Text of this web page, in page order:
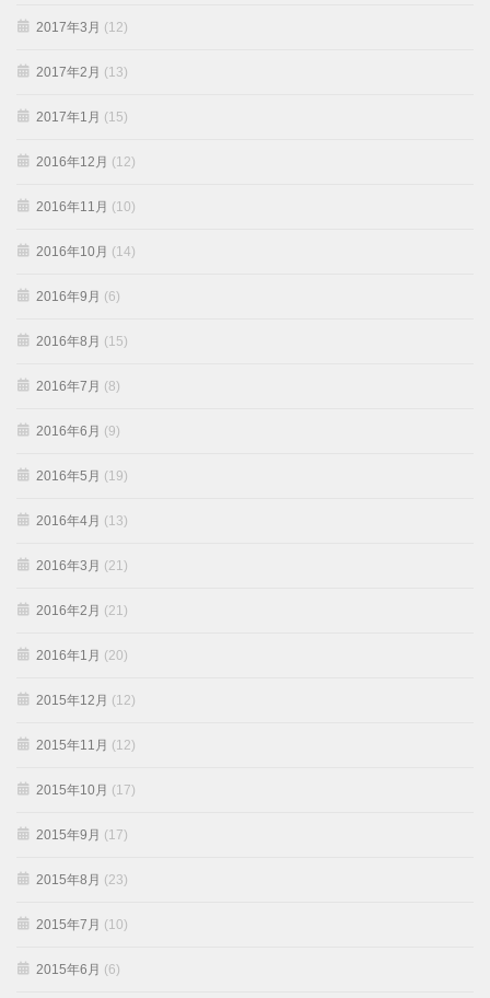
2017年3月 (12)
2017年2月 (13)
2017年1月 (15)
2016年12月 (12)
2016年11月 (10)
2016年10月 (14)
2016年9月 (6)
2016年8月 (15)
2016年7月 (8)
2016年6月 (9)
2016年5月 (19)
2016年4月 (13)
2016年3月 (21)
2016年2月 (21)
2016年1月 (20)
2015年12月 (12)
2015年11月 (12)
2015年10月 (17)
2015年9月 (17)
2015年8月 (23)
2015年7月 (10)
2015年6月 (6)